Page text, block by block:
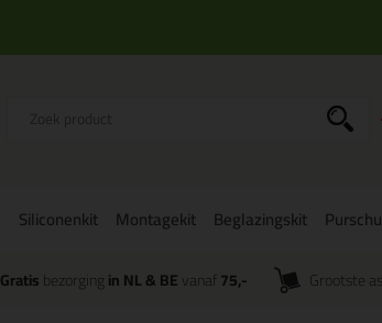
Siliconenkit Montagekit Beglazingskit
Gratisbezorgingin NL & BEvanaf 75,- Grootste